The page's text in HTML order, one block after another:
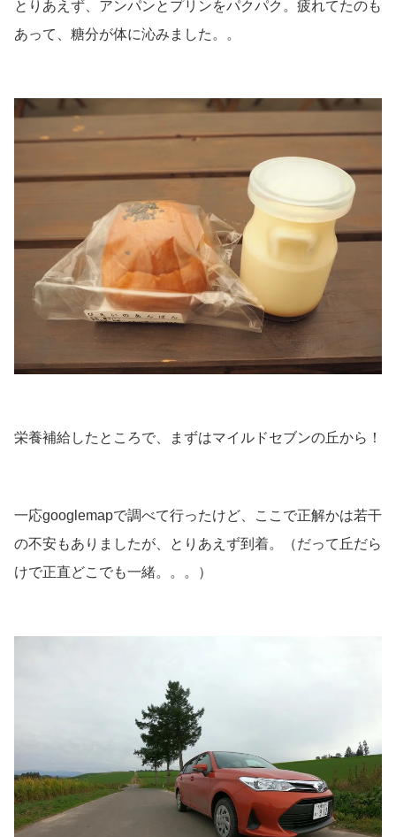
とりあえず、アンパンとプリンをパクパク。疲れてたのも
あって、糖分が体に沁みました。。
栄養補給したところで、まずはマイルドセブンの丘から！
一応googlemapで調べて行ったけど、ここで正解かは若干
の不安もありましたが、とりあえず到着。（だって丘だら
けで正直どこでも一緒。。。）